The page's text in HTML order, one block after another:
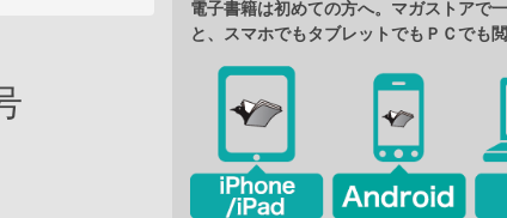
電子書籍は初めての方へ。マガストアで
と、スマホでもタブレットでもＰＣでも閲